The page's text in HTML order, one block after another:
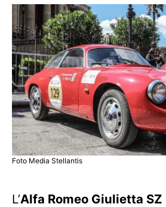
Foto Media Stellantis
L’Alfa Romeo Giulietta SZ